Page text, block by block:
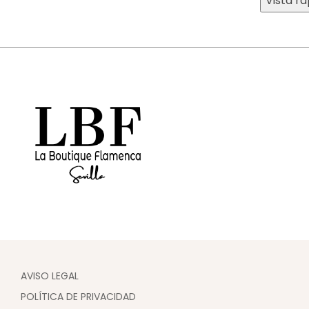
AVISO LEGAL
POLÍTICA DE PRIVACIDAD